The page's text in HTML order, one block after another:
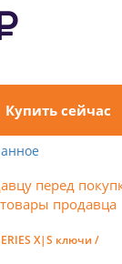
Купить сейчас
перед
продавца
X|S ключи /